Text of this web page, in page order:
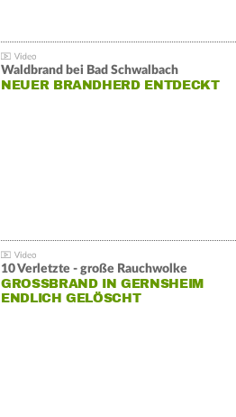
Waldbrand bei Bad Schwalbach
NEUER BRANDHERD ENTDECKT
10 Verletzte - große Rauchwolke
GROSSBRAND IN GERNSHEIM E
NDLICH GELÖSCHT